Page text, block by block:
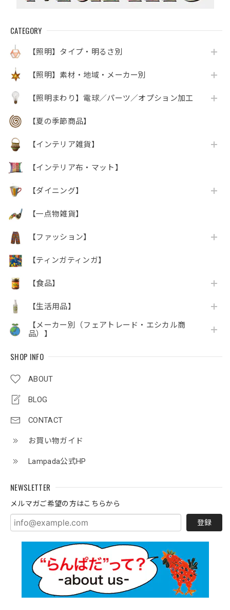
CATEGORY
【照明】タイプ・明るさ別
【照明】素材・地域・メーカー別
【照明まわり】電球／パーツ／オプション加工
【夏の季節商品】
【インテリア雑貨】
【インテリア布・マット】
【ダイニング】
【一点物雑貨】
【ファッション】
【ティンガティンガ】
【食品】
【生活用品】
【メーカー別（フェアトレード・エシカル商
品）】
SHOP INFO
ABOUT
BLOG
CONTACT
お買い物ガイド
Lampada公式HP
NEWSLETTER
メルマガご希望の方はこちらから
登録